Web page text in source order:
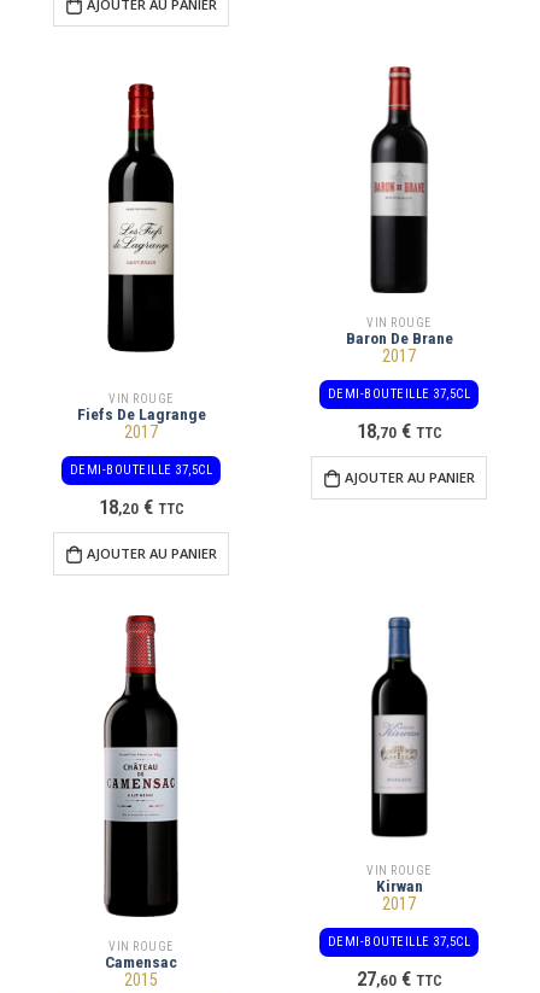
AJOUTER AU PANIER
VIN ROUGE
Fiefs De Lagrange
2017
DEMI-BOUTEILLE 37,5CL
18,20 € TTC
AJOUTER AU PANIER
VIN ROUGE
Baron De Brane
2017
DEMI-BOUTEILLE 37,5CL
18,70 € TTC
AJOUTER AU PANIER
VIN ROUGE
Camensac
2015
VIN ROUGE
Kirwan
2017
DEMI-BOUTEILLE 37,5CL
27,60 € TTC